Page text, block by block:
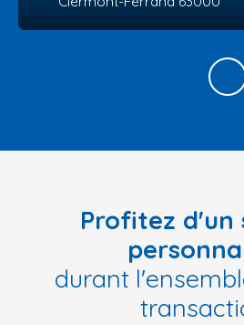
Profitez d'un
durant